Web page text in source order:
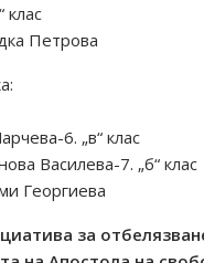
клас
Петрова
6. „в“ клас
Василева-7. „б“ клас
Георгиева
за